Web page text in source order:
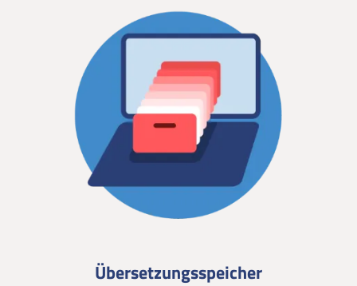
Übersetzungsspeicher